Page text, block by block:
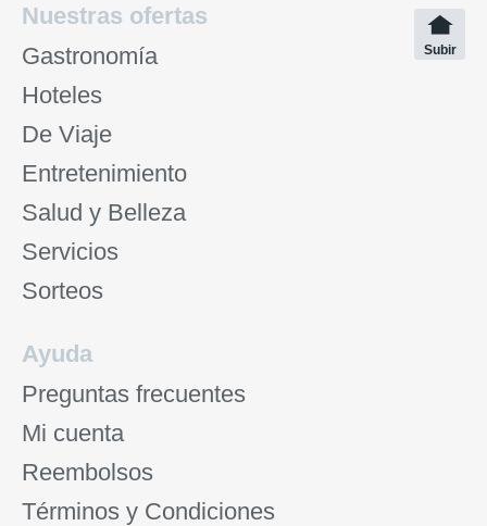
Nuestras ofertas
Gastronomía
Hoteles
De Viaje
Entretenimiento
Salud y Belleza
Servicios
Sorteos
Subir
Ayuda
Preguntas frecuentes
Mi cuenta
Reembolsos
Términos y Condiciones